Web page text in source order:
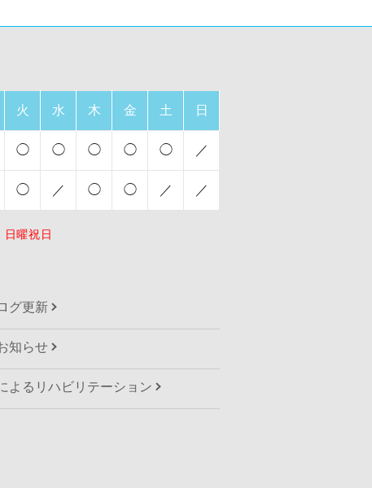
火 水 木 金 土 日
◯ ◯ ◯ ◯ ◯ ／
◯ ／ ◯ ◯ ／ ／
日曜祝日
グ更新
知らせ
よるリハビリテーション